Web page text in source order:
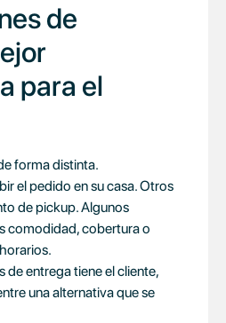
de
para el
forma distinta.
el pedido en su casa. Otros
de pickup. Algunos
comodidad, cobertura o
de entrega tiene el cliente,
una alternativa que se